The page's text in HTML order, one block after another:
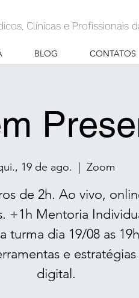
Clínicas e Profissionais
BLOG CONTATOS
19 de ago. Zoom
de 2h. Ao vivo,
+1h Mentoria
turma dia 19/08 as
e
digital.